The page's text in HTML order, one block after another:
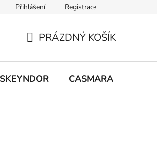
Přihlášení Registrace
KOŠÍK
PRÁZDNÝ KOŠÍK
SKEYNDOR CASMARA